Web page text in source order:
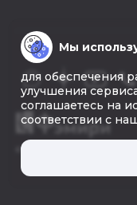
© 2026 «Фэмири»
Мы
для обеспечения
улучшения
соглашаетесь на
соответствии с